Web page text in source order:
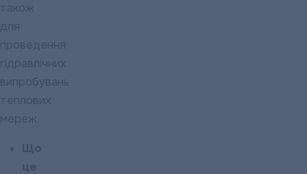
також
для
проведення
гідравлічних
випробувань
теплових
мереж.
Що
це